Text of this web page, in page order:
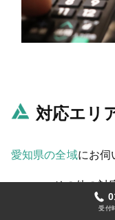
対応エリ
愛知県の全域にお伺
その他の対
受付